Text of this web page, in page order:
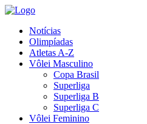
Notícias
Olimpíadas
Atletas A-Z
Vôlei Masculino
Copa Brasil
Superliga
Superliga B
Superliga C
Vôlei Feminino